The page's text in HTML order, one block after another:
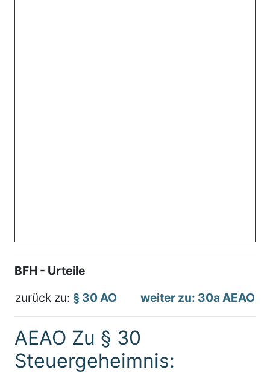
BFH - Urteile
zurück zu: § 30 AO weiter zu: 30a AEAO
AEAO Zu § 30
Steuergeheimnis: